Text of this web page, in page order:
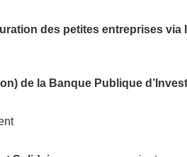
des petites entreprises
de la Banque Publique